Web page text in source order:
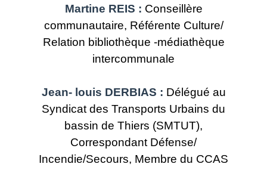
Martine REIS : Conseillère
communautaire, Référente Culture/
Relation bibliothèque -médiathèque
intercommunale
Jean- louis DERBIAS : Délégué au
Syndicat des Transports Urbains du
bassin de Thiers (SMTUT),
Correspondant Défense/
Incendie/Secours, Membre du CCAS